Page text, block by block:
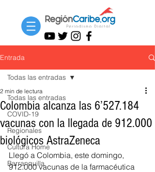
Entrada
Todas las entradas
COVID-19
Regionales
Cultura Home
Barranquilla
Todas las entradas
Colombia alcanza las 6’527.184
vacunas con la llegada de 912.000
biológicos AstraZeneca
2 min de lectura
Llegó a Colombia, este domingo,
912.000 vacunas de la farmacéutica